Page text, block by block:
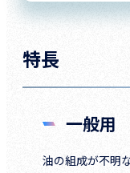
特長
一般用
油の組成が不明